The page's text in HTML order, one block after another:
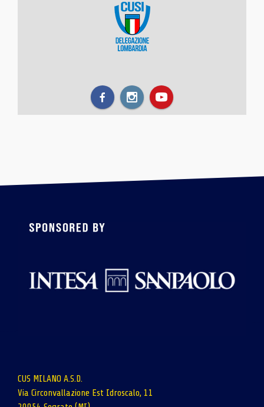
CUS MILANO A.S.D.
Via Circonvallazione Est Idroscalo, 11